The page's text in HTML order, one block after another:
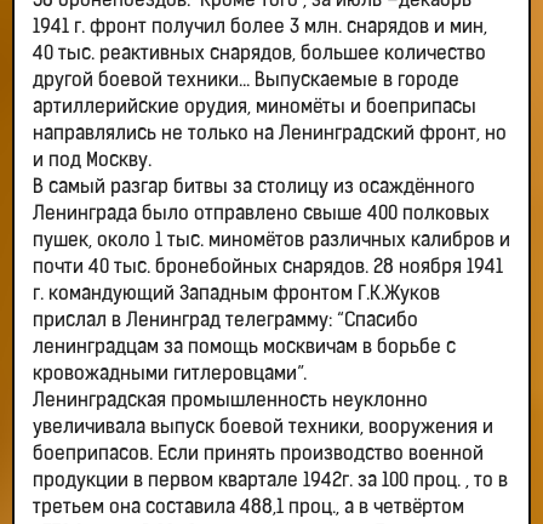
1941 г. фронт получил более 3 млн. снарядов и мин,
40 тыс. реактивных снарядов, большее количество
другой боевой техники... Выпускаемые в городе
артиллерийские орудия, миномёты и боеприпасы
направлялись не только на Ленинградский фронт, но
и под Москву.
В самый разгар битвы за столицу из осаждённого
Ленинграда было отправлено свыше 400 полковых
пушек, около 1 тыс. миномётов различных калибров и
почти 40 тыс. бронебойных снарядов. 28 ноября 1941
г. командующий Западным фронтом Г.К.Жуков
прислал в Ленинград телеграмму: “Спасибо
ленинградцам за помощь москвичам в борьбе с
кровожадными гитлеровцами”.
Ленинградская промышленность неуклонно
увеличивала выпуск боевой техники, вооружения и
боеприпасов. Если принять производство военной
продукции в первом квартале 1942г. за 100 проц. , то в
третьем она составила 488,1 проц., а в четвёртом